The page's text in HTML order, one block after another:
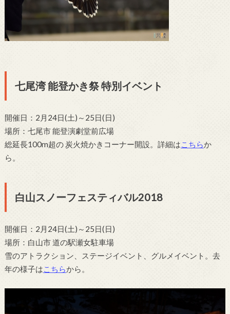
七尾湾 能登かき祭 特別イベント
開催日：2月24日(土)～25日(日)
場所：七尾市 能登演劇堂前広場
総延長100m超の 炭火焼かきコーナー開設。詳細はこちらか
ら。
白山スノーフェスティバル2018
開催日：2月24日(土)～25日(日)
場所：白山市 道の駅瀬女駐車場
雪のアトラクション、ステージイベント、グルメイベント。去
年の様子はこちらから。